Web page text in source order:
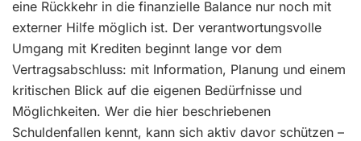
eine Rückkehr in die finanzielle Balance nur noch mit
externer Hilfe möglich ist. Der verantwortungsvolle
Umgang mit Krediten beginnt lange vor dem
Vertragsabschluss: mit Information, Planung und einem
kritischen Blick auf die eigenen Bedürfnisse und
Möglichkeiten. Wer die hier beschriebenen
Schuldenfallen kennt, kann sich aktiv davor schützen –